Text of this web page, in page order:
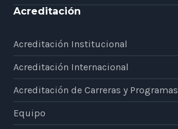
Acreditación
Acreditación Institucional
Acreditación Internacional
Acreditación de Carreras y Programas
Equipo